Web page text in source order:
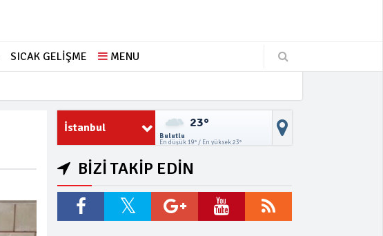
SICAK GELİŞME MENU
İstanbul 23°
Bulutlu
En düşük 19° / En yüksek 23°
BİZİ TAKİP EDİN